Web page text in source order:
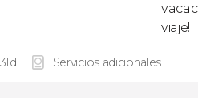
viaje!
Servicios adicionales